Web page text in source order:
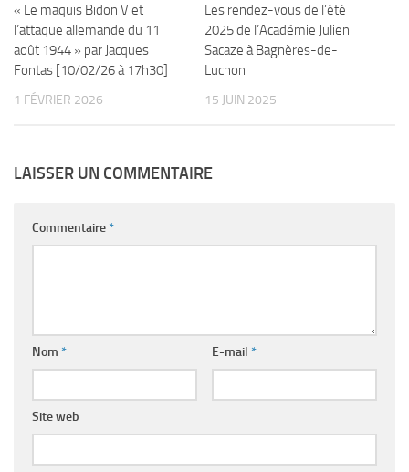
« Le maquis Bidon V et
l’attaque allemande du 11
août 1944 » par Jacques
Fontas [10/02/26 à 17h30]
1 FÉVRIER 2026
Les rendez-vous de l’été
2025 de l’Académie Julien
Sacaze à Bagnères-de-
Luchon
15 JUIN 2025
LAISSER UN COMMENTAIRE
Commentaire*
Nom * E-mail *
Site web